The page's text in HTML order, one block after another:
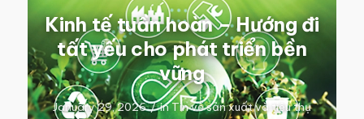
Kinh tế tuần hoàn – Hướng đi
tất yếu cho phát triển bền
vững
January 29, 2026 / inTin về sản xuất và tiêu thụ